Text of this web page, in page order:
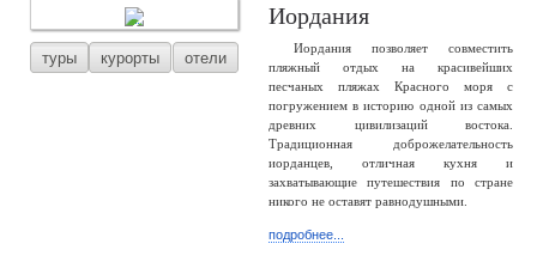
туры курорты отели
Иордания
Иордания позволяет совместить
пляжный отдых на красивейших
песчаных пляжах Красного моря с
погружением в историю одной из самых
древних цивилизаций востока.
Традиционная доброжелательность
иорданцев, отличная кухня и
захватывающие путешествия по стране
никого не оставят равнодушными.
подробнее...